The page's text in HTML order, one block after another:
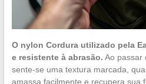
O nylon Cordura utilizado pela
e resistente à abrasão. Ao passar
sente-se uma textura marcada,
amassa facilmente e recupera sua